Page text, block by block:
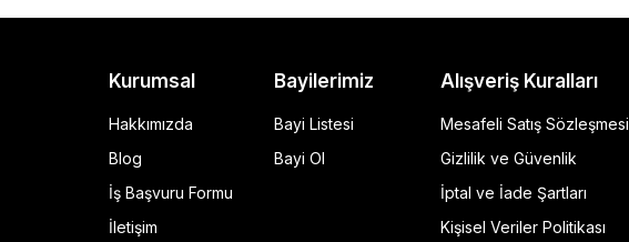
GP Kompozit Universal 45 lt Plastik Motosiklet Çantası Siyah
Kurumsal
Hakkımızda
Blog
İş Başvuru Formu
İletişim
Bayilerimiz
Bayi Listesi
Bayi Ol
Alışveriş Kuralları
Mesafeli Satış Sözleşmesi
Gizlilik ve Güvenlik
İptal ve İade Şartları
Kişisel Veriler Politikası